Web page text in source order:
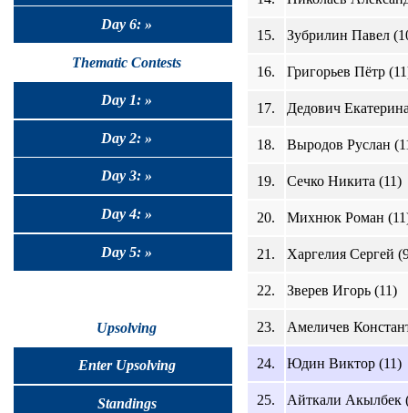
Day 6: »
Thematic Contests
Day 1: »
Day 2: »
Day 3: »
Day 4: »
Day 5: »
Upsolving
Enter Upsolving
Standings
15. Зубрилин Павел
16. Григорьев Пётр
17. Дедович
18. Выродов Руслан
19. Сечко Никита (11)
20. Михнюк Роман
21. Харгелия Сергей
22. Зверев Игорь (11)
23. Амеличев
24. Юдин Виктор (11)
25. Айткали Акылбек